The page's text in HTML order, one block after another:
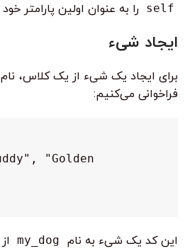
self را به عنوان اولین پارامتر
ایجاد شیء
برای ایجاد یک شیء از یک کلاس،
فراخوانی می‌کنیم:
"Golden
این کد یک شیء به نام my_dog